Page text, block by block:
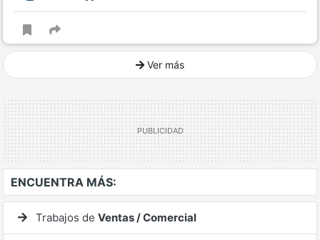
Ver más
ENCUENTRA MÁS:
Trabajos de Ventas / Comercial